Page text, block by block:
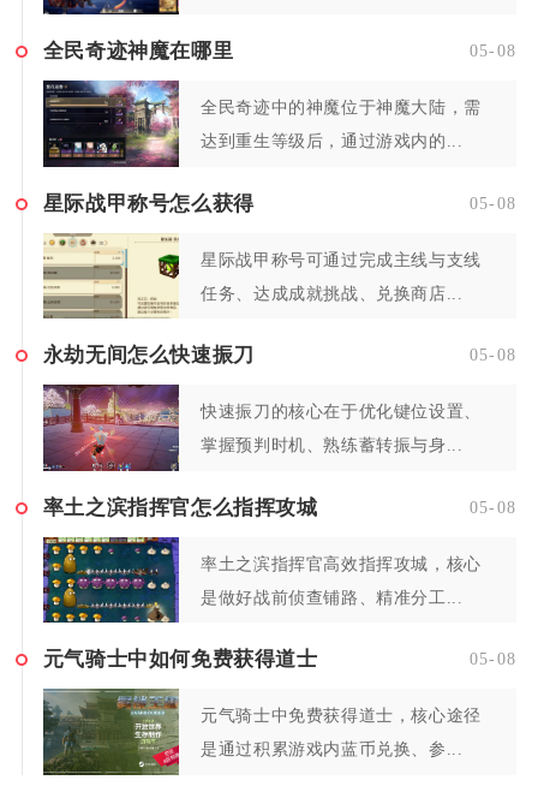
全民奇迹神魔在哪里 05-08
全民奇迹中的神魔位于神魔大陆，需
达到重生等级后，通过游戏内的...
星际战甲称号怎么获得 05-08
星际战甲称号可通过完成主线与支线
任务、达成成就挑战、兑换商店...
永劫无间怎么快速振刀 05-08
快速振刀的核心在于优化键位设置、
掌握预判时机、熟练蓄转振与身...
率土之滨指挥官怎么指挥攻城 05-08
率土之滨指挥官高效指挥攻城，核心
是做好战前侦查铺路、精准分工...
元气骑士中如何免费获得道士 05-08
元气骑士中免费获得道士，核心途径
是通过积累游戏内蓝币兑换、参...